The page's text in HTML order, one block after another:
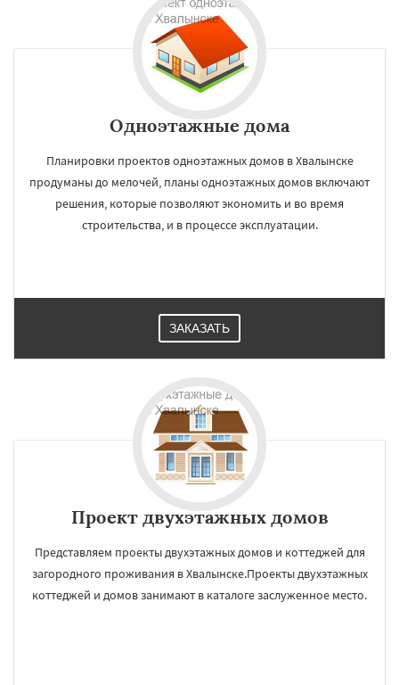
Одноэтажные дома
Планировки проектов одноэтажных домов в Хвалынске
продуманы до мелочей, планы одноэтажных домов включают
решения, которые позволяют экономить и во время
строительства, и в процессе эксплуатации.
ЗАКАЗАТЬ
Проект двухэтажных домов
Представляем проекты двухэтажных домов и коттеджей для
загородного проживания в Хвалынске.Проекты двухэтажных
коттеджей и домов занимают в каталоге заслуженное место.